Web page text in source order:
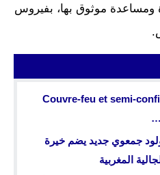
موثوق بها، بفيروس
Couvre-feu et semi-
جمعوي جديد يضم خيرة
المغربية